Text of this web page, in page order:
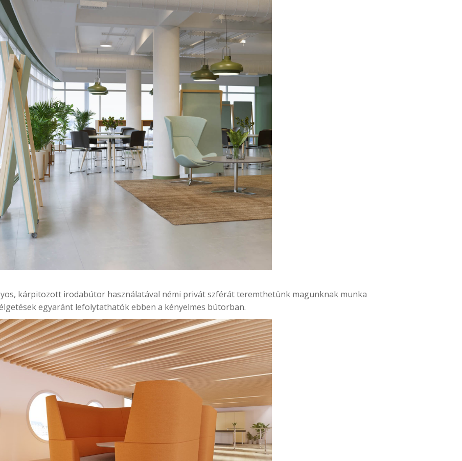
kárpitozott irodabútor használatával némi privát szférát teremthetünk magunknak munka
egyaránt lefolytathatók ebben a kényelmes bútorban.